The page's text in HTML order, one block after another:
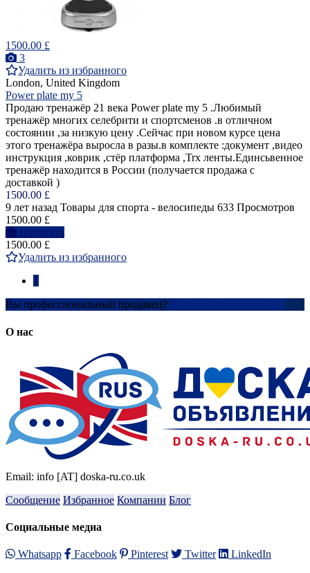
1500.00 £
3
Удалить из избранного
London, United Kingdom
Power plate my 5
Продаю тренажёр 21 века Power plate my 5 .Любимый
тренажёр многих селебрити и спортсменов .в отличном
состоянии ,за низкую цену .Сейчас при новом курсе цена
этого тренажёра выросла в разы.в комплекте :документ ,видео
инструкция ,коврик ,стёр платформа ,Trx ленты.Единсьвенное
тренажёр находится в России (получается продажа с
доставкой )
1500.00 £
9 лет назад Товары для спорта - велосипеды 633 Просмотров
1500.00 £
Написать
1500.00 £
Удалить из избранного
Вы профессиональный продавец?
О нас
Email: info [AT] doska-ru.co.uk
Сообщение Избранное Компании Блог
Социальные медиа
Whatsapp Facebook Pinterest Twitter LinkedIn